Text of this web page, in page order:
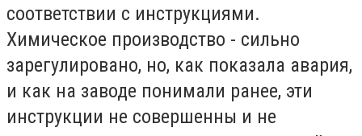
соответствии с инструкциями.
Химическое производство - сильно
зарегулировано, но, как показала авария,
и как на заводе понимали ранее, эти
инструкции не совершенны и не